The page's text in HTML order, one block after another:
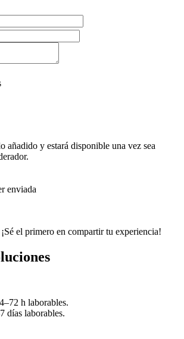
añadido y estará disponible una vez sea
enviada
el primero en compartir tu experiencia!
h laborables.
días laborables.